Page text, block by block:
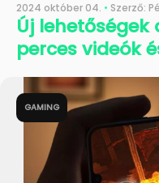
2024 október 04. • Szerző:
Új lehetőségek
perces videók
GAMING